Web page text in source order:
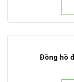
Đồng hồ